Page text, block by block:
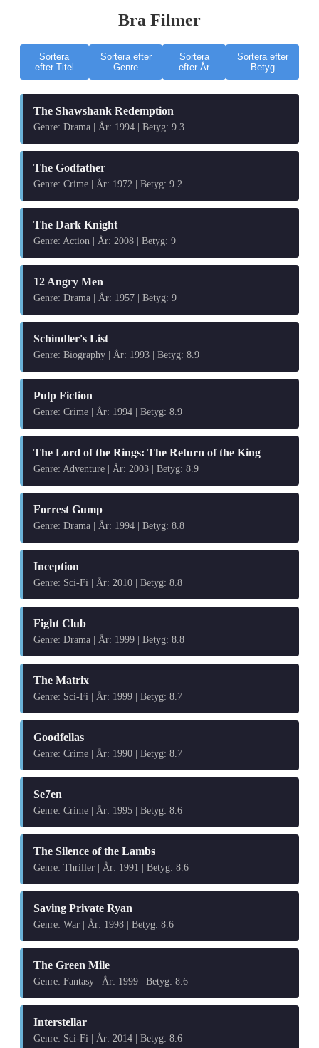
Bra Filmer
Sortera
efter Titel
Sortera efter
Genre
Sortera
efter År
Sortera efter
Betyg
The Shawshank Redemption
Genre: Drama | År: 1994 | Betyg: 9.3
The Godfather
Genre: Crime | År: 1972 | Betyg: 9.2
The Dark Knight
Genre: Action | År: 2008 | Betyg: 9
12 Angry Men
Genre: Drama | År: 1957 | Betyg: 9
Schindler's List
Genre: Biography | År: 1993 | Betyg: 8.9
Pulp Fiction
Genre: Crime | År: 1994 | Betyg: 8.9
The Lord of the Rings: The Return of the King
Genre: Adventure | År: 2003 | Betyg: 8.9
Forrest Gump
Genre: Drama | År: 1994 | Betyg: 8.8
Inception
Genre: Sci-Fi | År: 2010 | Betyg: 8.8
Fight Club
Genre: Drama | År: 1999 | Betyg: 8.8
The Matrix
Genre: Sci-Fi | År: 1999 | Betyg: 8.7
Goodfellas
Genre: Crime | År: 1990 | Betyg: 8.7
Se7en
Genre: Crime | År: 1995 | Betyg: 8.6
The Silence of the Lambs
Genre: Thriller | År: 1991 | Betyg: 8.6
Saving Private Ryan
Genre: War | År: 1998 | Betyg: 8.6
The Green Mile
Genre: Fantasy | År: 1999 | Betyg: 8.6
Interstellar
Genre: Sci-Fi | År: 2014 | Betyg: 8.6